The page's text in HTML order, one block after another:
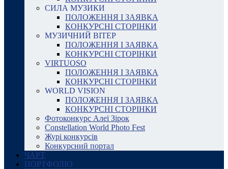
СИЛА МУЗИКИ
ПОЛОЖЕННЯ І ЗАЯВКА
КОНКУРСНІ СТОРІНКИ
МУЗИЧНИЙ ВІТЕР
ПОЛОЖЕННЯ І ЗАЯВКА
КОНКУРСНІ СТОРІНКИ
VIRTUOSO
ПОЛОЖЕННЯ І ЗАЯВКА
КОНКУРСНІ СТОРІНКИ
WORLD VISION
ПОЛОЖЕННЯ І ЗАЯВКА
КОНКУРСНІ СТОРІНКИ
Фотоконкурс Алеї Зірок
Constellation World Photo Fest
Журі конкурсів
Конкурсний портал
ЧАРТ
ПОРТФОЛІО